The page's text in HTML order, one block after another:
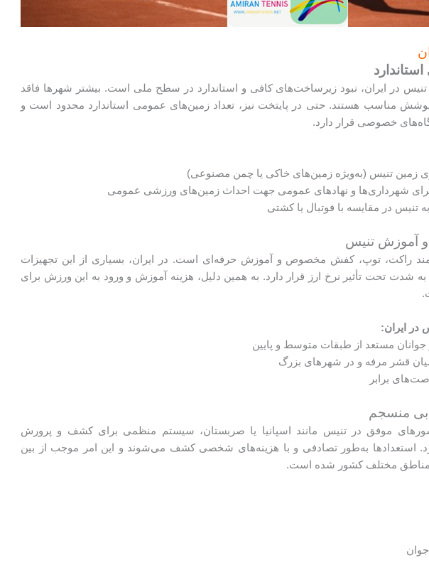
در ایران، نبود زیرساخت‌های کافی و استاندارد در سطح ملی است. بیشتر شهرها فاقد
مناسب هستند. حتی در پایتخت نیز، تعداد زمین‌های عمومی استاندارد محدود است و
خصوصی قرار دارد.
زمین تنیس (به‌ویژه زمین‌های خاکی یا چمن مصنوعی)
شهرداری‌ها و نهادهای عمومی جهت احداث زمین‌های ورزشی عمومی
تنیس در مقایسه با فوتبال یا کشتی
راکت، توپ، کفش مخصوص و آموزش حرفه‌ای است. در ایران، بسیاری از این تجهیزات
شدت تحت تأثیر نرخ ارز قرار دارد. به همین دلیل، هزینه آموزش و ورود به این ورزش برای
در ایران:
مستعد از طبقات متوسط و پایین
قشر مرفه و در شهرهای بزرگ
برابر
موفق در تنیس مانند اسپانیا یا صربستان، سیستم منظمی برای کشف و پرورش
استعدادها به‌طور تصادفی و با هزینه‌های شخصی کشف می‌شوند و این امر موجب از بین
مناطق مختلف کشور شده است.